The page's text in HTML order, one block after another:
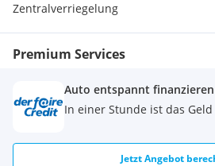
Zentralverriegelung
Premium Services
Auto entspannt finanzieren
In einer Stunde ist das
Jetzt Angebot